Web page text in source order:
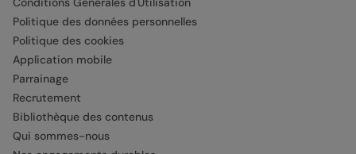
Politique des données personnelles
Politique des cookies
Application mobile
Parrainage
Recrutement
Bibliothèque des contenus
Qui sommes-nous